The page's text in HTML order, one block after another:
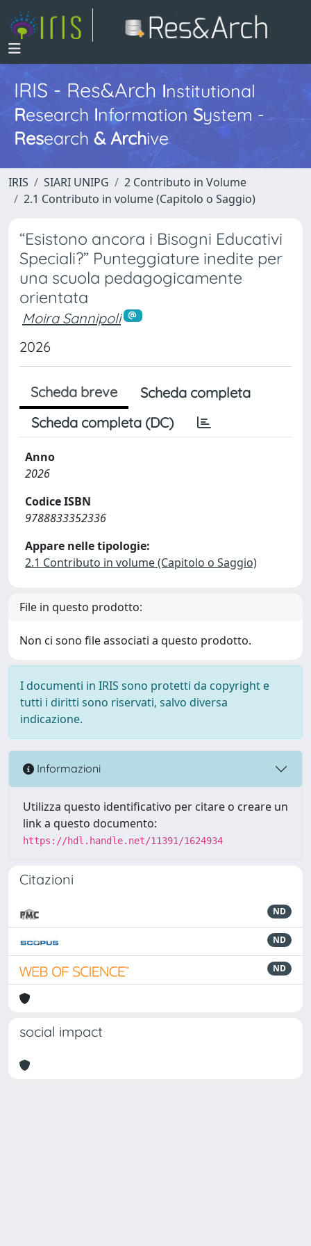
IRIS - Res&ArchInstitutional
Research InformationSystem -
Research & Archive
IRIS SIARI UNIPG
2 Contributo in Volume
2.1 Contributo in volume (Capitolo o Saggio)
“Esistono ancora i Bisogni Educativi
Speciali?” Punteggiature inedite per
una scuola pedagogicamente
orientata
Moira Sannipoli
2026
Scheda breve
Scheda completa
Scheda completa (DC)
Anno
2026
Codice ISBN
9788833352336
Appare nelle tipologie:
2.1 Contributo in volume (Capitolo o Saggio)
File in questo prodotto:
Non ci sono file associati a questo prodotto.
I documenti in IRIS sono protetti da copyright e
tutti i diritti sono riservati, salvo diversa
indicazione.
Informazioni
Utilizza questo identificativo per citare o creare un
link a questo documento:
https://hdl.handle.net/11391/1624934
Citazioni
ND
ND
ND
social impact